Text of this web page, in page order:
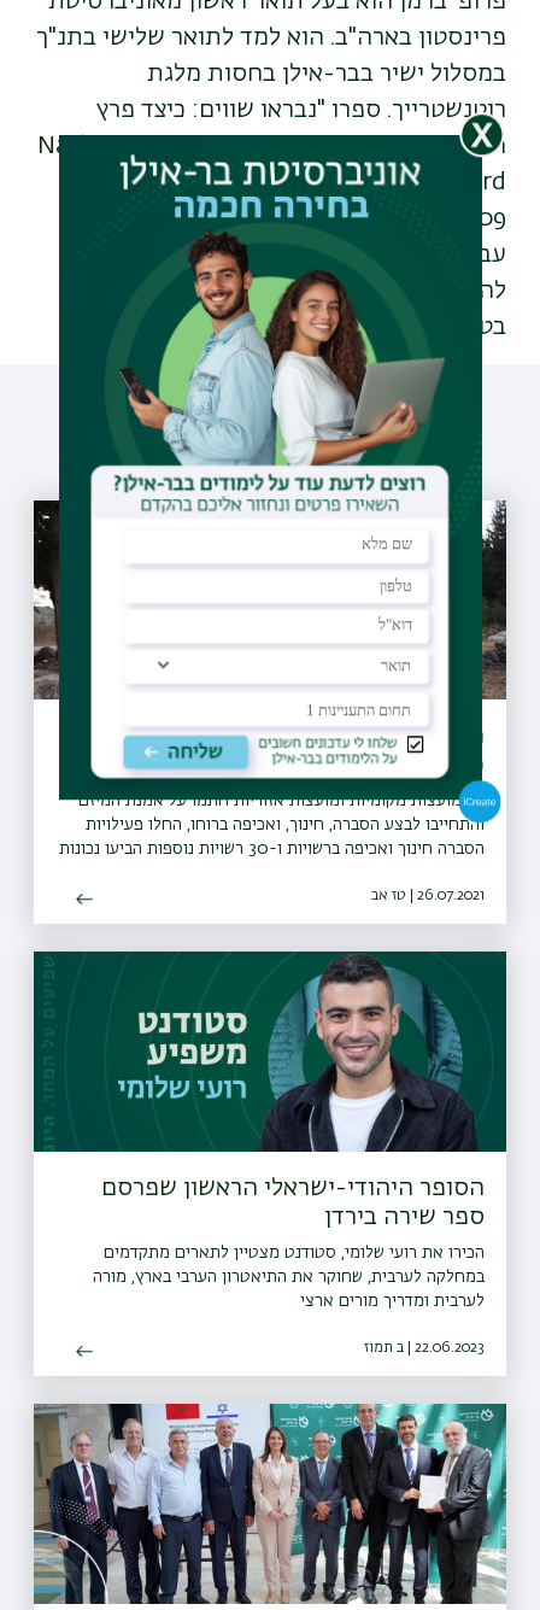
פרינסטון בארה"ב. הוא למד לתואר שלישי בתנ"ך
במסלול ישיר בבר-אילן בחסות מלגת
רוטנשטרייך. ספרו "נבראו שווים: כיצד פרץ
המקרא את החשיבה הקדומה" זכה ב-National
Jewish Book Award בתחום המחקר בשנת
2009. פרופ' ברמן מלמד בבר-אילן מאז סיום
עבודת הדוקטור שלו בשנת 2002.
להתנסות
בטייבריוס:
https://tiberias.dicta.org.il
עוד כתבות שיעניינו אותך
מיזם "קחו אתכם את הזבל" יקודם בעולם
כפורץ דרך
27 מועצות מקומיות ומועצות אזוריות חתמו על אמנת המיזם
והתחייבו לבצע הסברה, חינוך, ואכיפה ברוחו, החלו פעילויות
הסברה חינוך ואכיפה ברשויות ו-30 רשויות נוספות הביעו נכונות
26.07.2021 | טז אב
הסופר היהודי-ישראלי הראשון שפרסם
ספר שירה בירדן
הכירו את רועי שלומי, סטודנט מצטיין לתארים מתקדמים
במחלקה לערבית, שחוקר את התיאטרון הערבי בארץ, מורה
לערבית ומדריך מורים ארצי
22.06.2023 | ב תמוז